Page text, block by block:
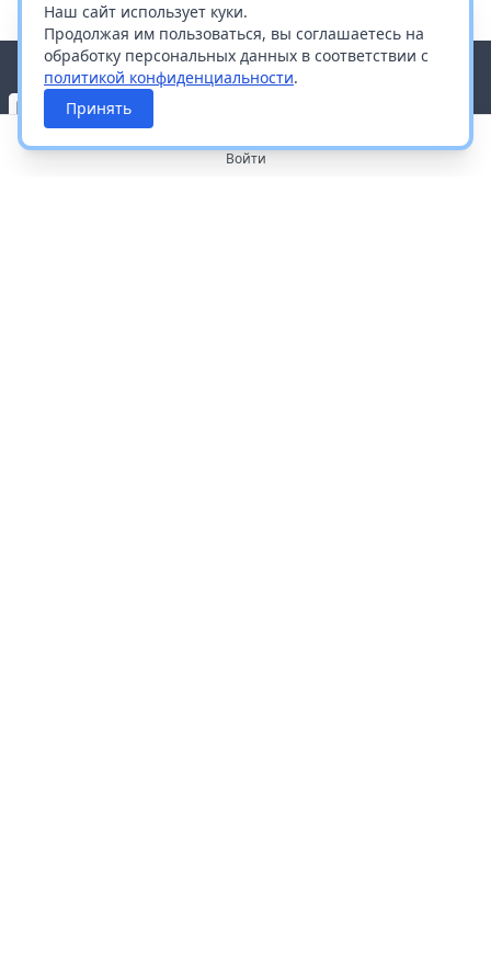
Наш сайт использует куки.
Продолжая им пользоваться, вы соглашаетесь на
обработку персональных данных в соответствии с
политикой конфиденциальности.
Принять
Войти